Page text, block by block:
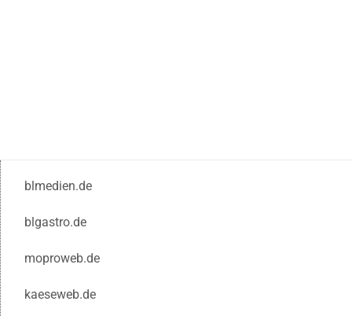
blmedien.de
blgastro.de
moproweb.de
kaeseweb.de